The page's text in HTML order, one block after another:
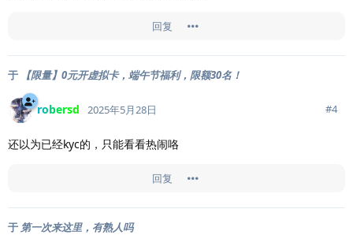
回复
于 【限量】0元开虚拟卡，端午节福利，限额30名！
robersd 2025年5月28日 #4
还以为已经kyc的，只能看看热闹咯
回复
于 第一次来这里，有熟人吗